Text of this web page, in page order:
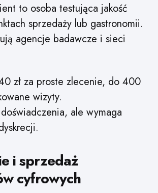
to osoba testująca jakość
sprzedaży lub gastronomii.
agencje badawcze i sieci
zł za proste zlecenie, do 400
wizyty.
ale wymaga
i sprzedaż
cyfrowych